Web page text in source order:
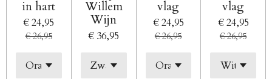
in hart
€ 24,95
€ 26,95
Willem
Wijn
€ 36,95
vlag
€ 24,95
€ 26,95
vlag
€ 24,95
€ 26,95